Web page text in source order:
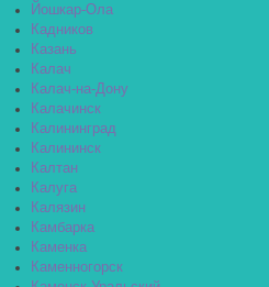
Йошкар-Ола
Кадников
Казань
Калач
Калач-на-Дону
Калачинск
Калининград
Калининск
Калтан
Калуга
Калязин
Камбарка
Каменка
Каменногорск